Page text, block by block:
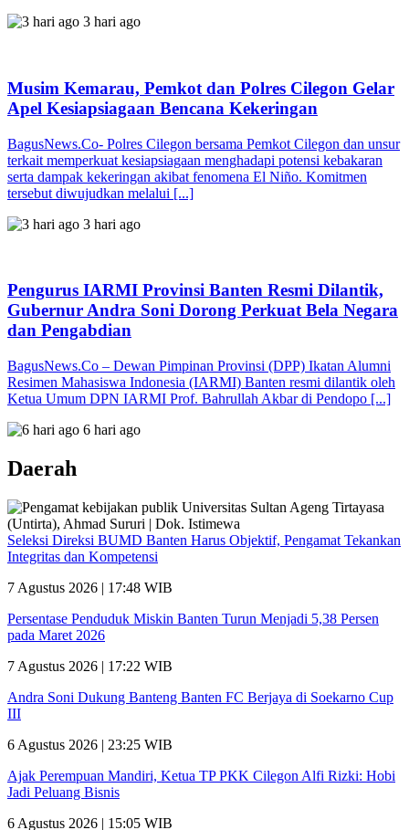
3 hari ago
Musim Kemarau, Pemkot dan Polres Cilegon Gelar
Apel Kesiapsiagaan Bencana Kekeringan
BagusNews.Co- Polres Cilegon bersama Pemkot Cilegon dan unsur
terkait memperkuat kesiapsiagaan menghadapi potensi kebakaran
serta dampak kekeringan akibat fenomena El Niño. Komitmen
tersebut diwujudkan melalui [...]
3 hari ago
Pengurus IARMI Provinsi Banten Resmi Dilantik,
Gubernur Andra Soni Dorong Perkuat Bela Negara
dan Pengabdian
BagusNews.Co – Dewan Pimpinan Provinsi (DPP) Ikatan Alumni
Resimen Mahasiswa Indonesia (IARMI) Banten resmi dilantik oleh
Ketua Umum DPN IARMI Prof. Bahrullah Akbar di Pendopo [...]
6 hari ago
Daerah
Seleksi Direksi BUMD Banten Harus Objektif, Pengamat Tekankan
Integritas dan Kompetensi
7 Agustus 2026 | 17:48 WIB
Persentase Penduduk Miskin Banten Turun Menjadi 5,38 Persen
pada Maret 2026
7 Agustus 2026 | 17:22 WIB
Andra Soni Dukung Banteng Banten FC Berjaya di Soekarno Cup
III
6 Agustus 2026 | 23:25 WIB
Ajak Perempuan Mandiri, Ketua TP PKK Cilegon Alfi Rizki: Hobi
Jadi Peluang Bisnis
6 Agustus 2026 | 15:05 WIB